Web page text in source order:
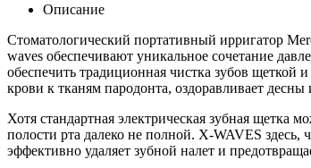
Описание
Стоматологический портативный ирригатор
waves обеспечивают уникальное сочетание
обеспечить традиционная чистка зубов
крови к тканям пародонта, оздоравливает
Хотя стандартная электрическая зубная щетка
полости рта далеко не полной. X-WAVES
эффективно удаляет зубной налет и